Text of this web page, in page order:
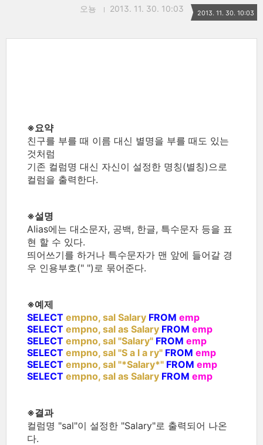
오뇽 2013. 11. 30. 10:03 2013. 11. 30. 10:03
※요약
친구를 부를 때 이름 대신 별명을 부를 때도 있는
것처럼
기존 컬럼명 대신 자신이 설정한 명칭(별칭)으로
컬럼을 출력한다.
※설명
Alias에는 대소문자, 공백, 한글, 특수문자 등을 표
현 할 수 있다.
띄어쓰기를 하거나 특수문자가 맨 앞에 들어갈 경
우 인용부호(" ")로 묶어준다.
※예제
SELECT empno, sal Salary FROM emp
SELECT empno, sal as Salary FROM emp
SELECT empno, sal "Salary" FROM emp
SELECT empno, sal "S a l a ry" FROM emp
SELECT empno, sal "*Salary*" FROM emp
SELECT empno, sal as Salary FROM emp
※결과
컬럼명 "sal"이 설정한 "Salary"로 출력되어 나온
다.